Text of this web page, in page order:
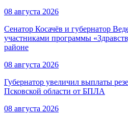
08 августа 2026
Сенатор Косачёв и губернатор
участниками программы
районе
08 августа 2026
Губернатор увеличил выплаты
Псковской области от БПЛА
08 августа 2026